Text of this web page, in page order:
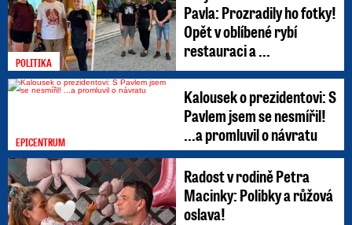
POLITIKA
Pavla: Prozradily ho fotky!
Opět v oblíbené rybí
restauraci a ...
EPICENTRUM
Kalousek o prezidentovi: S
Pavlem jsem se nesmířil!
...a promluvil o návratu
Radost v rodině Petra
Macinky: Polibky a růžová
oslava!